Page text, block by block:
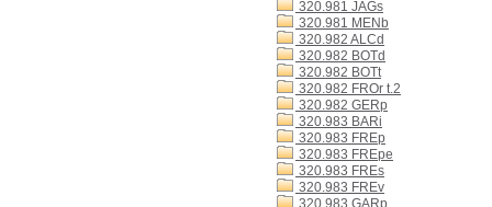
320.981 JAGs
320.981 MENb
320.982 ALCd
320.982 BOTd
320.982 BOTt
320.982 FROr t.2
320.982 GERp
320.983 BARi
320.983 FREp
320.983 FREpe
320.983 FREs
320.983 FREv
320.983 GARp